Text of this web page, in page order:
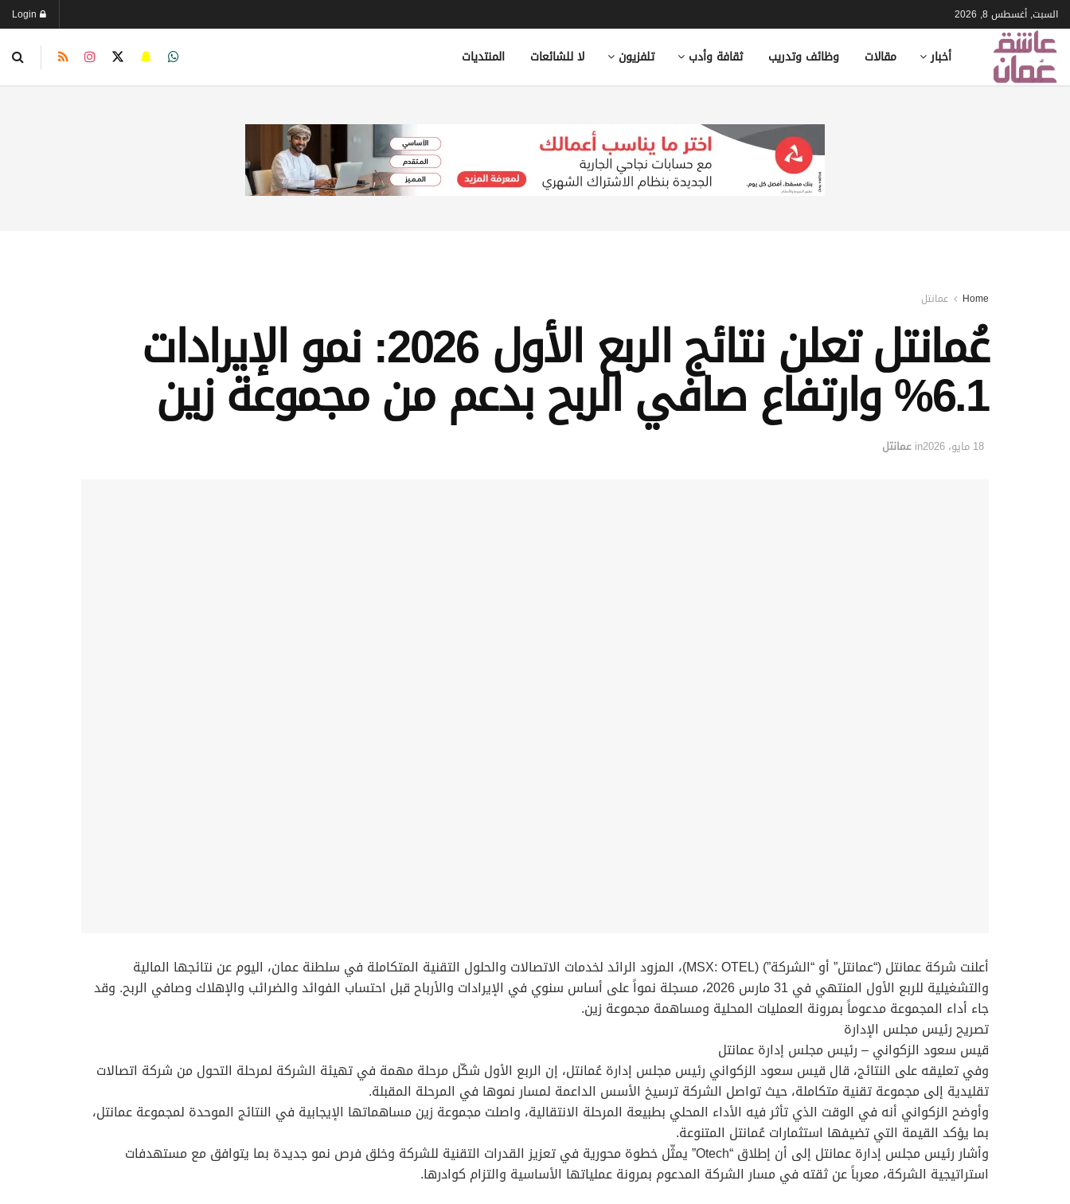
السبت, أغسطس 8, 2026
أخبار مقالات وظائف وتدريب ثقافة وأدب تلفزيون لا للشائعات المنتديات
Home عمانتل
عُمانتل تعلن نتائج الربع الأول 2026: نمو الإيرادات
6.1% وارتفاع صافي الربح بدعم من مجموعة زين
18 مايو، 2026 in عمانتل
أعلنت شركة عمانتل (“عمانتل” أو “الشركة”) (MSX: OTEL)، المزود الرائد لخدمات الاتصالات والحلول التقنية المتكاملة في سلطنة عمان، اليوم عن نتائجها المالية
والتشغيلية للربع الأول المنتهي في 31 مارس 2026، مسجلة نمواً على أساس سنوي في الإيرادات والأرباح قبل احتساب الفوائد والضرائب والإهلاك وصافي الربح. وقد
جاء أداء المجموعة مدعوماً بمرونة العمليات المحلية ومساهمة مجموعة زين.
تصريح رئيس مجلس الإدارة
قيس سعود الزكواني – رئيس مجلس إدارة عمانتل
وفي تعليقه على النتائج، قال قيس سعود الزكواني رئيس مجلس إدارة عُمانتل، إن الربع الأول شكّل مرحلة مهمة في تهيئة الشركة لمرحلة التحول من شركة اتصالات
تقليدية إلى مجموعة تقنية متكاملة، حيث تواصل الشركة ترسيخ الأسس الداعمة لمسار نموها في المرحلة المقبلة.
وأوضح الزكواني أنه في الوقت الذي تأثر فيه الأداء المحلي بطبيعة المرحلة الانتقالية، واصلت مجموعة زين مساهماتها الإيجابية في النتائج الموحدة لمجموعة عمانتل،
بما يؤكد القيمة التي تضيفها استثمارات عُمانتل المتنوعة.
وأشار رئيس مجلس إدارة عمانتل إلى أن إطلاق “Otech” يمثّل خطوة محورية في تعزيز القدرات التقنية للشركة وخلق فرص نمو جديدة بما يتوافق مع مستهدفات
استراتيجية الشركة، معرباً عن ثقته في مسار الشركة المدعوم بمرونة عملياتها الأساسية والتزام كوادرها.